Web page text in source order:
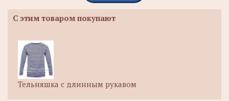
С этим товаром покупают
Тельняшка с длинным рукавом